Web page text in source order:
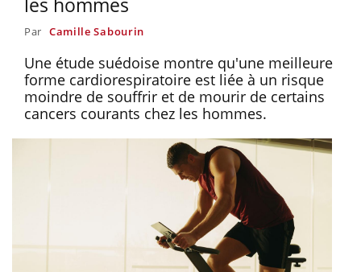
Par Camille Sabourin
Une étude suédoise montre qu'une meilleure
forme cardiorespiratoire est liée à un risque
moindre de souffrir et de mourir de certains
cancers courants chez les hommes.